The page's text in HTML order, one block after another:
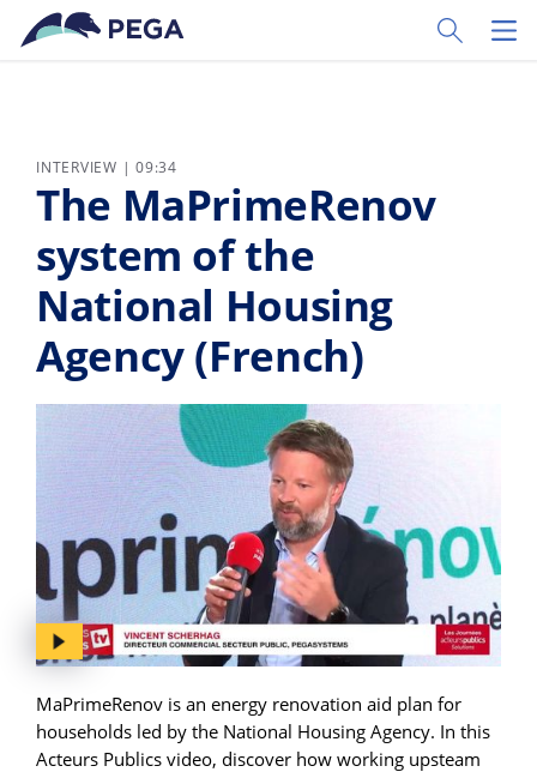
Zum Hauptinhalt wechseln
Toggle
INTERVIEW | 09:34
The MaPrimeRenov
system of the
National Housing
Agency (French)
MaPrimeRenov is an energy renovation aid plan for
households led by the National Housing Agency. In this
Acteurs Publics video, discover how working upsteam